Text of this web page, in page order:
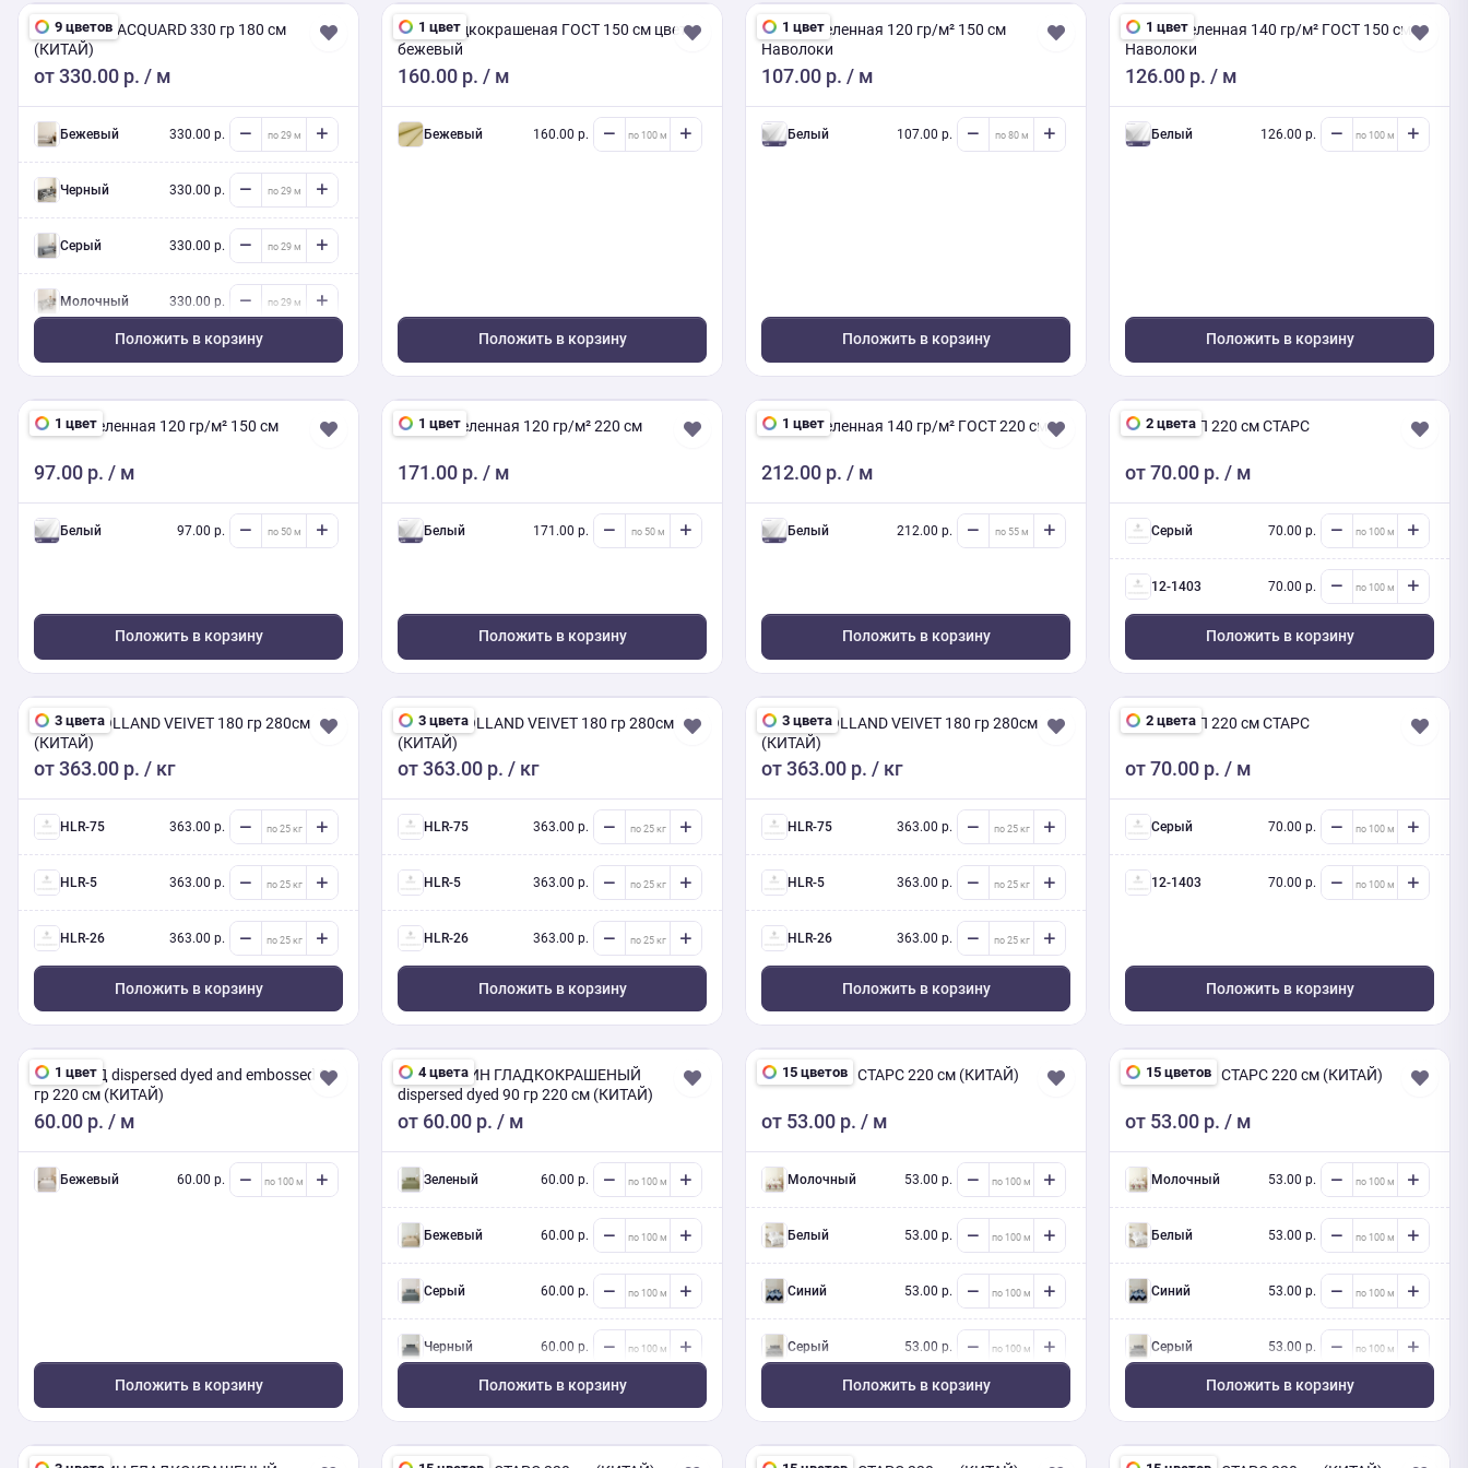
Молочный 330.00 р.
Серый 330.00 р.
Бежевый 330.00 р.
Молочный
Серый 330.00 р.
Молочный
Серый 330.00 р.
9 цветов
CHENILLE JACQUARD 330 гр 180 см
(КИТАЙ)
от330.00 р. / м
Бежевый 330.00 р.
Черный 330.00 р.
Серый 330.00 р.
Молочный 330.00 р.
Молочный
Серый 330.00 р.
Положить в корзину
1 цвет
Бязь гладкокрашеная ГОСТ 150 см цвет
бежевый
160.00 р. / м
бежевый 160.00 р.
Положить в корзину
1 цвет
Бязь отбеленная 120 гр/м² 150 см
Наволоки
107.00 р. / м
белый 107.00 р.
Положить в корзину
1 цвет
Бязь отбеленная 140 гр/м² ГОСТ 150 см
Наволоки
126.00 р. / м
белый 126.00 р.
Положить в корзину
1 цвет
Бязь отбеленная 120 гр/м² 150 см
97.00 р. / м
белый 97.00 р.
Положить в корзину
1 цвет
Бязь отбеленная 120 гр/м² 220 см
171.00 р. / м
белый 171.00 р.
Положить в корзину
1 цвет
Бязь отбеленная 140 гр/м² ГОСТ 220 см
212.00 р. / м
белый 212.00 р.
Положить в корзину
2 цвета
АНТИСЛИП 220 см СТАРС
от70.00 р. / м
Серый 70.00 р.
12-1403 70.00 р.
Положить в корзину
3 цвета
ВЕЛЮР HOLLAND VEIVET 180 гр 280см
(КИТАЙ)
от363.00 р. / кг
HLR-75 363.00 р.
HLR-5 363.00 р.
HLR-26 363.00 р.
Положить в корзину
3 цвета
ВЕЛЮР HOLLAND VEIVET 180 гр 280см
(КИТАЙ)
от363.00 р. / кг
HLR-75 363.00 р.
HLR-5 363.00 р.
HLR-26 363.00 р.
Положить в корзину
3 цвета
ВЕЛЮР HOLLAND VEIVET 180 гр 280см
(КИТАЙ)
от363.00 р. / кг
HLR-75 363.00 р.
HLR-5 363.00 р.
HLR-26 363.00 р.
Положить в корзину
2 цвета
АНТИСЛИП 220 см СТАРС
от70.00 р. / м
Серый 70.00 р.
12-1403 70.00 р.
Положить в корзину
1 цвет
ЖАККАРД dispersed dyed and embossed 90
гр 220 см (КИТАЙ)
60.00 р. / м
Бежевый 60.00 р.
Положить в корзину
4 цвета
ПОЛИСАТИН ГЛАДКОКРАШЕНЫЙ
dispersed dyed 90 гр 220 см (КИТАЙ)
от 60.00 р. / м
Зеленый 60.00 р.
Бежевый 60.00 р.
Серый 60.00 р.
Черный 60.00 р.
Положить в корзину
15 цветов
ПОЛИСАТИН СТАРС 220 см (КИТАЙ)
от 53.00 р. / м
Молочный 53.00 р.
Белый 53.00 р.
Синий 53.00 р.
Серый 53.00 р.
Положить в корзину
15 цветов
ПОЛИСАТИН СТАРС 220 см (КИТАЙ)
от 53.00 р. / м
Молочный 53.00 р.
Белый 53.00 р.
Синий 53.00 р.
Серый 53.00 р.
Положить в корзину